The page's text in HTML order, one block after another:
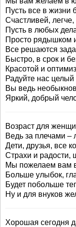
Пусть все в жизни
Счастливей, легче,
Пусть в любых
Просто рядышком
Все решаются
Быстро, в срок и
Красотой и
Радуйте нас целый
Вы ведь
Яркий, добрый
Возраст для
Ведь за плечами –
Дети, друзья, все
Страхи и радости,
Мы пожелаем вам
Больше улыбок,
Будет побольше
Ну и для внуков
Хорошая сегодня